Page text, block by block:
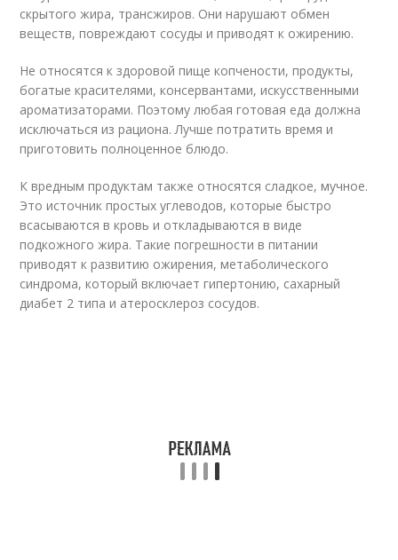
скрытого жира, трансжиров. Они нарушают обмен
веществ, повреждают сосуды и приводят к ожирению.
Не относятся к здоровой пище копчености, продукты,
богатые красителями, консервантами, искусственными
ароматизаторами. Поэтому любая готовая еда должна
исключаться из рациона. Лучше потратить время и
приготовить полноценное блюдо.
К вредным продуктам также относятся сладкое, мучное.
Это источник простых углеводов, которые быстро
всасываются в кровь и откладываются в виде
подкожного жира. Такие погрешности в питании
приводят к развитию ожирения, метаболического
синдрома, который включает гипертонию, сахарный
диабет 2 типа и атеросклероз сосудов.